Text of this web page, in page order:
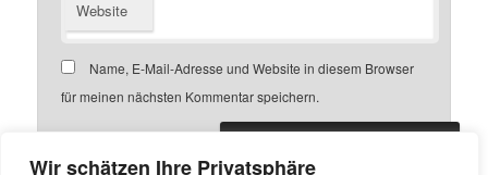
Wir schätzen Ihre Privatsphäre
Website
Name, E-Mail-Adresse und Website in diesem Browser
für meinen nächsten Kommentar speichern.